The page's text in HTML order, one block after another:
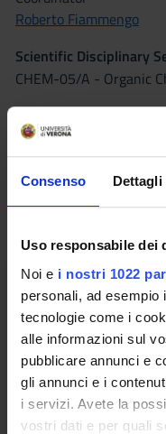
Consenso Dettagli
Uso responsabile dei
Noi e i nostri 1022
personali, ad esempio
tecnologie come i
alle informazioni sul
pubblicare annunci e
gli annunci e i
i servizi. Avete la
vostri dati e per quali
Roberto Fiammengo
Scientific Disciplinary
CHEM-05/A - Organic
Courses Single
Authorized with reserve
Seminars 0
The teaching is
teoria
Credits
5
Academic staff
Roberto Fiammengo